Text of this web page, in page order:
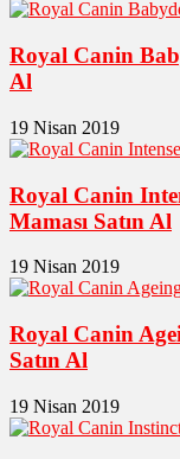
Royal Canin
Al
19 Nisan 2019
Royal Canin
Maması Satın Al
19 Nisan 2019
Royal Canin
Satın Al
19 Nisan 2019